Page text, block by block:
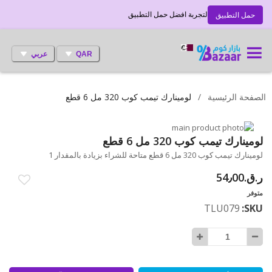
حمل التطبيق لتجربة افضل حمل التطبيق
QAR عربي
الصفحة الرئيسية لومينارك تيمب كوب 320 مل 6 قطع
انتقل
إلى
النهاية
معرض
الصور
تخطي
إلى
بداية
معرض
الصور
لومينارك تيمب كوب 320 مل 6 قطع
لومينارك تيمب كوب 320 مل 6 قطع متاحة للشراء بزيادة بالمقدار 1
ر.ق.‏54٫00
متوفر
SKU
TLU079